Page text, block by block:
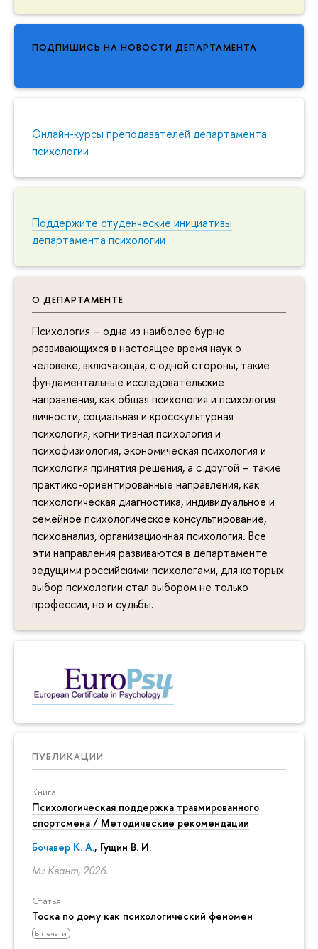
ПОДПИШИСЬ НА НОВОСТИ ДЕПАРТАМЕНТА
Онлайн-курсы преподавателей департамента
психологии
Поддержите студенческие инициативы
департамента психологии
О ДЕПАРТАМЕНТЕ
Психология – одна из наиболее бурно
развивающихся в настоящее время наук о
человеке, включающая, с одной стороны, такие
фундаментальные исследовательские
направления, как общая психология и психология
личности, социальная и кросскультурная
психология, когнитивная психология и
психофизиология, экономическая психология и
психология принятия решения, а с другой – такие
практико-ориентированные направления, как
психологическая диагностика, индивидуальное и
семейное психологическое консультирование,
психоанализ, организационная психология. Все
эти направления развиваются в департаменте
ведущими российскими психологами, для которых
выбор психологии стал выбором не только
профессии, но и судьбы.
ПУБЛИКАЦИИ
Книга
Психологическая поддержка травмированного
спортсмена / Методические рекомендации
Бочавер К. А., Гущин В. И.
М.: Квант, 2026.
Статья
Тоска по дому как психологический феномен
В печати